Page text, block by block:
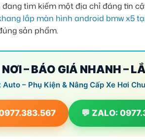
tìm kiếm một địa chỉ đáng tin
lắp màn hình android bmw x5
sản phẩm.
– BÁO GIÁ NHANH –
– Phụ Kiện & Nâng Cấp Xe Hơi
💬 ZALO: